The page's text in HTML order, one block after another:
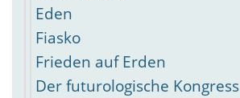
Eden
Fiasko
Frieden auf Erden
Der futurologische Kongress